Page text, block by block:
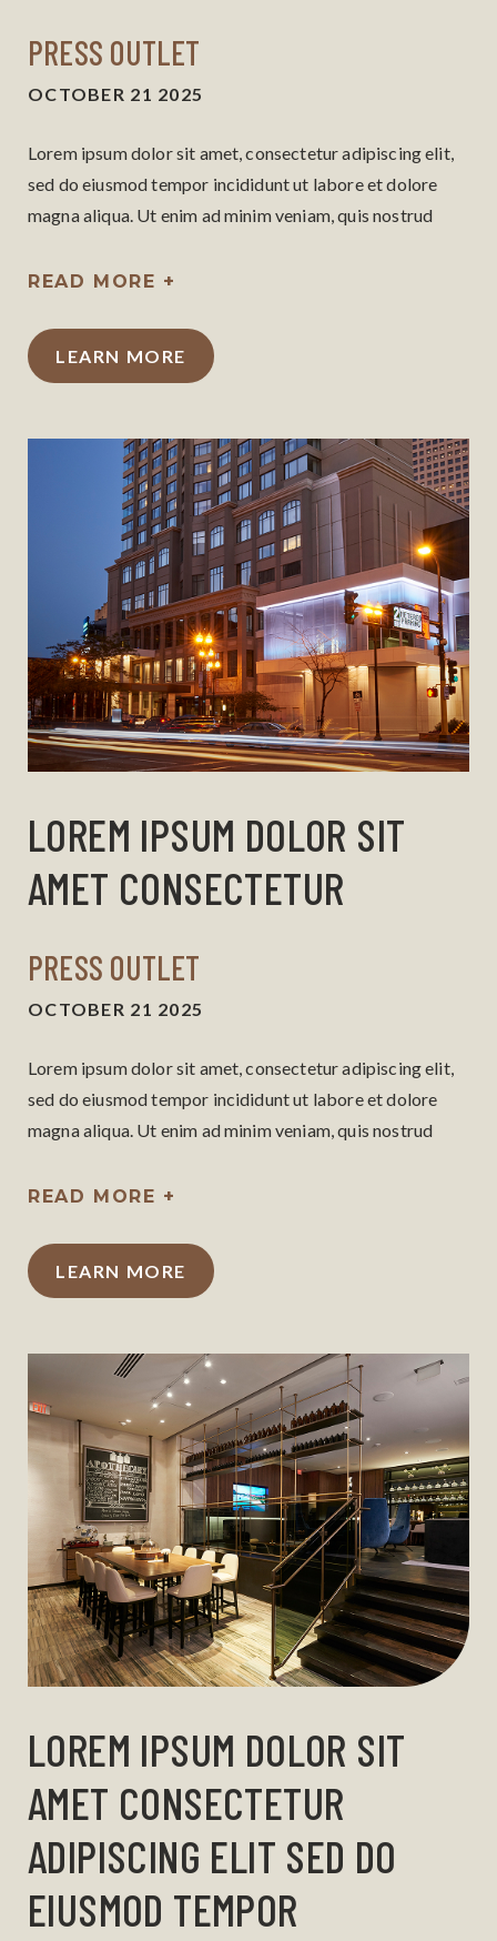
PRESS OUTLET
OCTOBER 21 2025
Lorem ipsum dolor sit amet, consectetur adipiscing elit,
sed do eiusmod tempor incididunt ut labore et dolore
magna aliqua. Ut enim ad minim veniam, quis nostrud
commodo consequat.
READ MORE +
LEARN MORE
LOREM IPSUM DOLOR SIT
AMET CONSECTETUR
PRESS OUTLET
OCTOBER 21 2025
Lorem ipsum dolor sit amet, consectetur adipiscing elit,
sed do eiusmod tempor incididunt ut labore et dolore
magna aliqua. Ut enim ad minim veniam, quis nostrud
commodo consequat.
READ MORE +
LEARN MORE
LOREM IPSUM DOLOR SIT
AMET CONSECTETUR
ADIPISCING ELIT SED DO
EIUSMOD TEMPOR